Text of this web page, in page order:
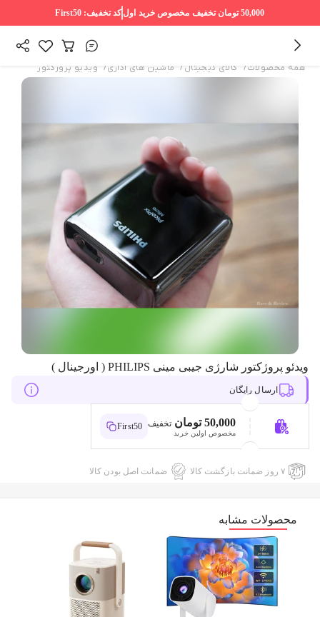
50,000 تومان تخفیف مخصوص خرید اول کد تخفیف: First50
همه محصولات/ کالای دیجیتال / ماشین های اداری/ ویدیو پروژکتور
ویدئو پروژکتور شارژی جیبی مینی PHILIPS ( اورجینال )
ارسال رایگان
50,000 تومان تخفیف
مخصوص اولین خرید
First50
۷ روز ضمانت بازگشت کالا ضمانت اصل بودن کالا
محصولات مشابه